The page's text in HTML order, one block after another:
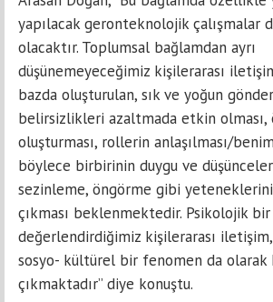
yapılacak geronteknolojik çalışmalar
olacaktır. Toplumsal bağlamdan ayrı
düşünemeyeceğimiz kişilerarası
bazda oluşturulan, sık ve yoğun
belirsizlikleri azaltmada etkin olması,
oluşturması, rollerin anlaşılması/
böylece birbirinin duygu ve
sezinleme, öngörme gibi
çıkması beklenmektedir. Psikolojik
değerlendirdiğimiz kişilerarası iletişim,
sosyo- kültürel bir fenomen da olarak
çıkmaktadır” diye konuştu.